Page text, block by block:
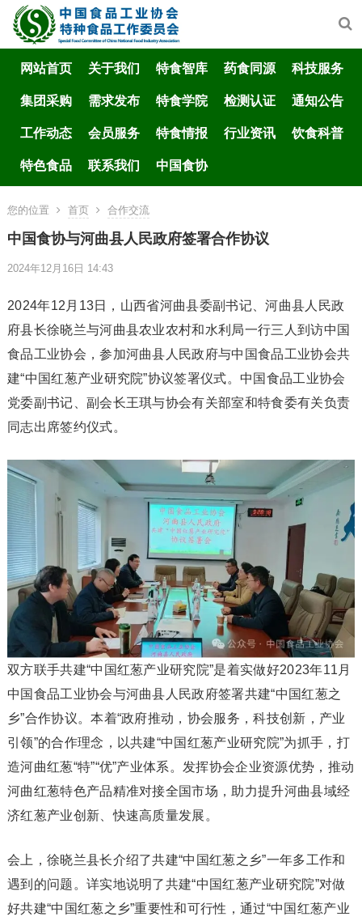
网站首页 关于我们 特食智库 药食同源 科技服务
集团采购 需求发布 特食学院 检测认证 通知公告
工作动态 会员服务 特食情报 行业资讯 饮食科普
特色食品 联系我们 中国食协
您的位置 首页 合作交流
中国食协与河曲县人民政府签署合作协议
2024年12月16日 14:43
2024年12月13日，山西省河曲县委副书记、河曲县人民政
府县长徐晓兰与河曲县农业农村和水利局一行三人到访中国
食品工业协会，参加河曲县人民政府与中国食品工业协会共
建“中国红葱产业研究院”协议签署仪式。中国食品工业协会
党委副书记、副会长王琪与协会有关部室和特食委有关负责
同志出席签约仪式。
双方联手共建“中国红葱产业研究院”是着实做好2023年11月
中国食品工业协会与河曲县人民政府签署共建“中国红葱之
乡”合作协议。本着“政府推动，协会服务，科技创新，产业
引领”的合作理念，以共建“中国红葱产业研究院”为抓手，打
造河曲红葱“特”“优”产业体系。发挥协会企业资源优势，推动
河曲红葱特色产品精准对接全国市场，助力提升河曲县域经
济红葱产业创新、快速高质量发展。
会上，徐晓兰县长介绍了共建“中国红葱之乡”一年多工作和
遇到的问题。详实地说明了共建“中国红葱产业研究院”对做
好共建“中国红葱之乡”重要性和可行性，通过“中国红葱产业